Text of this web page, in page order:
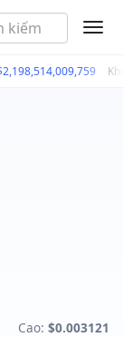
Cao: $0.003121